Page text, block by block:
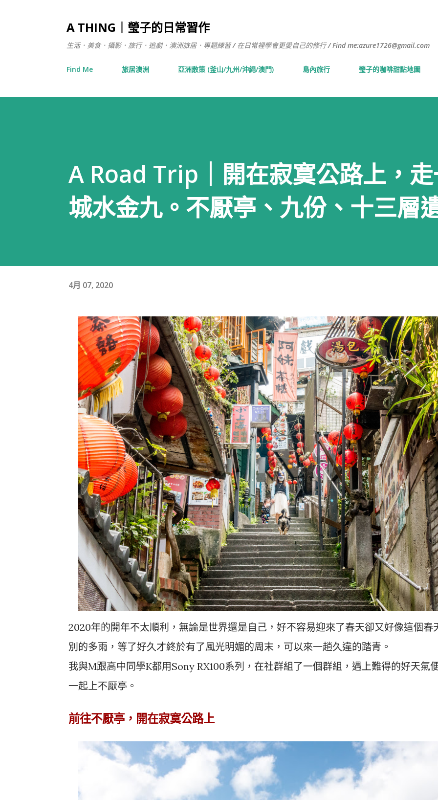
A THING｜瑩子的日常習作
生活．美食．攝影．旅行．追劇．澳洲旅居．專題練習 / 在日常裡學會更愛自己的修行 / Find me:azure1726@gmail.com
Find Me 旅居澳洲 亞洲散策 (釜山/九州/沖繩/澳門) 島內旅行 瑩子的咖啡甜點地圖
A Road Trip｜開在寂寞公路上，
城水金九。不厭亭、九份、十三層
4月 07, 2020
2020年的開年不太順利，無論是世界還是自己，好不容易迎來了春天卻又好像這個春
別的多雨，等了好久才終於有了風光明媚的周末，可以來一趟久違的踏青。
我與M跟高中同學K都用Sony RX100系列，在社群組了一個群組，遇上難得的好天氣
一起上不厭亭。
前往不厭亭，開在寂寞公路上